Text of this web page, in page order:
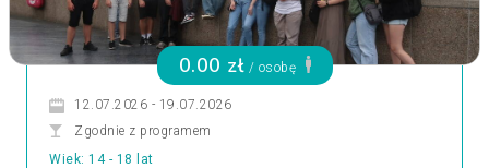
0.00 zł / osobę
12.07.2026 - 19.07.2026
Zgodnie z programem
Wiek: 14 - 18 lat